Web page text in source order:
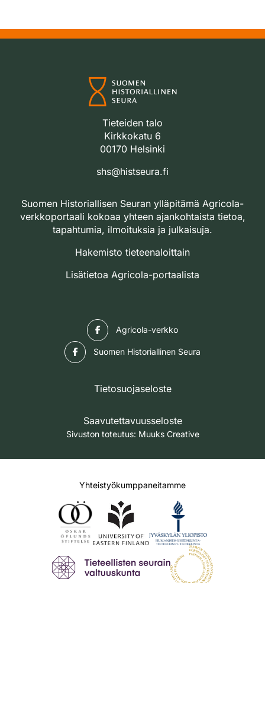
Tieteiden talo
Kirkkokatu 6
00170 Helsinki
shs@histseura.fi
Suomen Historiallisen Seuran ylläpitämä Agricola-
verkkoportaali kokoaa yhteen ajankohtaista tietoa,
tapahtumia, ilmoituksia ja julkaisuja.
Hakemisto tieteenaloittain
Lisätietoa Agricola-portaalista
Agricola-verkko
Suomen Historiallinen Seura
Tietosuojaseloste
Saavutettavuusseloste
Sivuston toteutus: Muuks Creative
Yhteistyökumppaneitamme